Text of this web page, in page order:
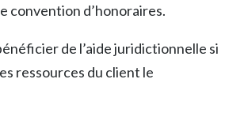
convention d’honoraires.
de l’aide juridictionnelle si
ressources du client le